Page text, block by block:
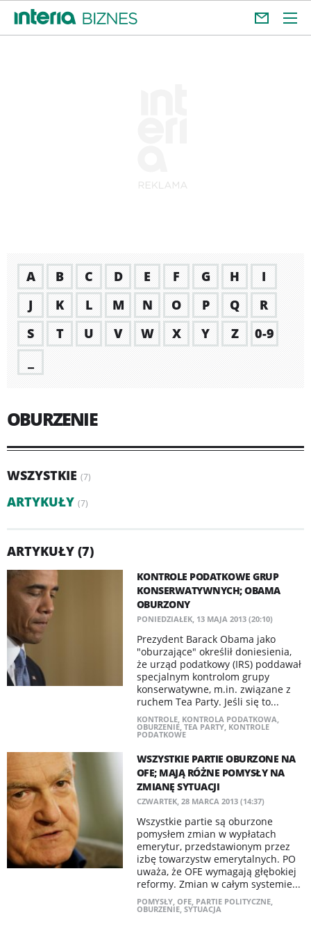
A B C D E F G H
I
J
K L M N O P Q
R
S
T U V W X Y Z
0-9
OBURZENIE
WSZYSTKIE (7)
ARTYKUŁY (7)
ARTYKUŁY (7)
KONTROLE PODATKOWE GRUP
KONSERWATYWNYCH; OBAMA
OBURZONY
PONIEDZIAŁEK, 13 MAJA 2013 (20:10)
Prezydent Barack Obama jako
"oburzające" określił doniesienia,
że urząd podatkowy (IRS) poddawał
specjalnym kontrolom grupy
konserwatywne, m.in. związane z
ruchem Tea Party. Jeśli się to...
KONTROLE, KONTROLA PODATKOWA,
OBURZENIE, TEA PARTY, KONTROLE
PODATKOWE
WSZYSTKIE PARTIE OBURZONE NA
OFE; MAJĄ RÓŻNE POMYSŁY NA
ZMIANĘ SYTUACJI
CZWARTEK, 28 MARCA 2013 (14:37)
Wszystkie partie są oburzone
pomysłem zmian w wypłatach
emerytur, przedstawionym przez
izbę towarzystw emerytalnych. PO
uważa, że OFE wymagają głębokiej
reformy. Zmian w całym systemie...
POMYSŁY, OFE, PARTIE POLITYCZNE,
OBURZENIE, SYTUACJA